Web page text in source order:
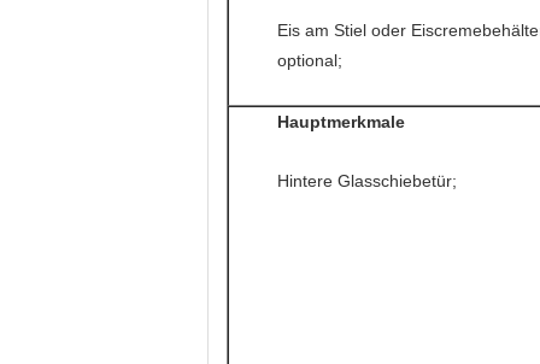
Eis am Stiel oder
optional;
Hauptmerkmale
Hintere Glasschiebetür;